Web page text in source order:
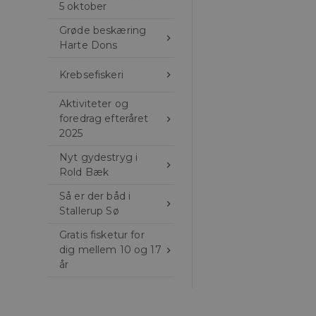
5 oktober
Grøde beskæring
Harte Dons
keyboard_arrow_right
Krebsefiskeri keyboard_arrow_right
Aktiviteter og
foredrag efteråret
2025
keyboard_arrow_right
Nyt gydestryg i
Rold Bæk
keyboard_arrow_right
Så er der båd i
Stallerup Sø
keyboard_arrow_right
Gratis fisketur for
dig mellem 10 og 17
år
keyboard_arrow_right